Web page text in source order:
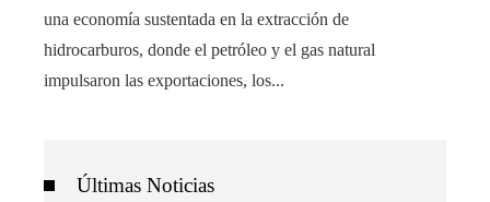
una economía sustentada en la extracción de
hidrocarburos, donde el petróleo y el gas natural
impulsaron las exportaciones, los...
Últimas Noticias